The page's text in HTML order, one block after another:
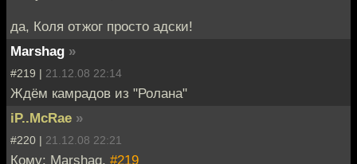
да, Коля отжог просто адски!
Marshag »
#219 | 21.12.08 22:14
Ждём камрадов из "Ролана"
iP..McRae »
#220 | 21.12.08 22:21
Кому: Marshag, #219